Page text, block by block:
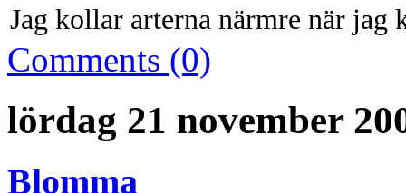
Jag kollar arterna närmre när jag
Comments (0)
lördag 21 november
Blomma